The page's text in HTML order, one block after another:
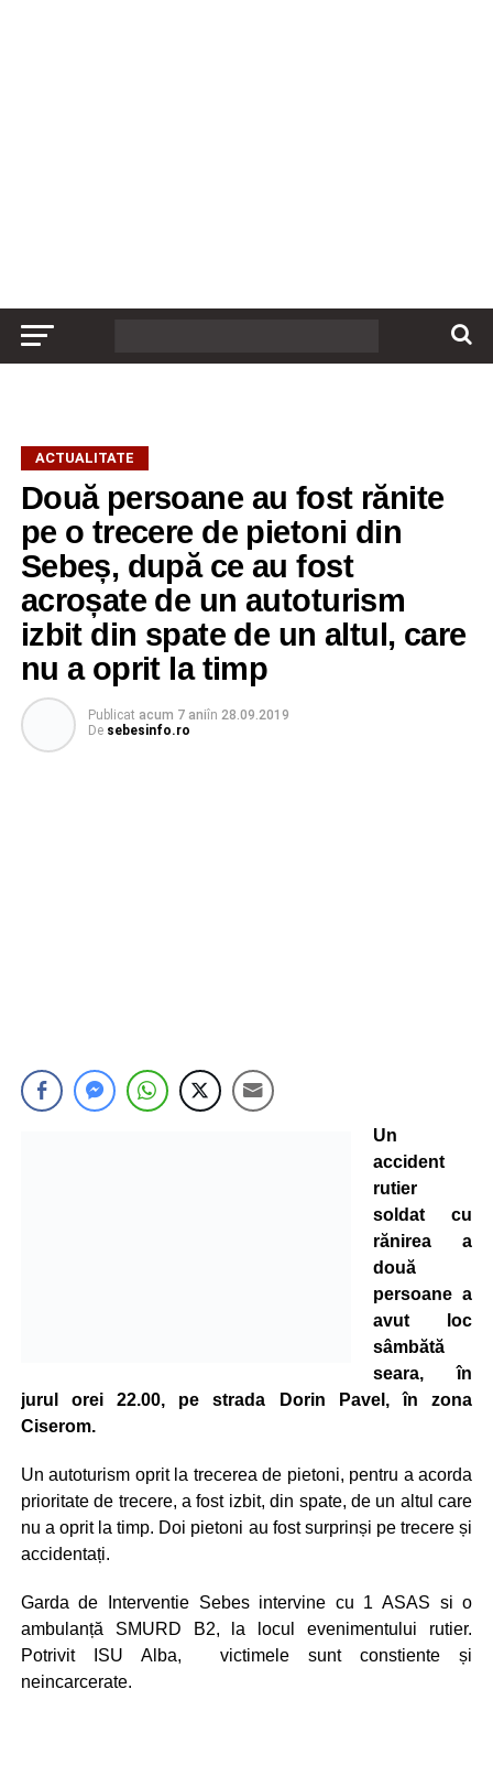
ACTUALITATE
Două persoane au fost rănite
pe o trecere de pietoni din
Sebeș, după ce au fost
acroșate de un autoturism
izbit din spate de un altul, care
nu a oprit la timp
Publicat acum 7 aniîn 28.09.2019
De sebesinfo.ro
Un
accident
rutier
soldat cu
rănirea a
două
persoane a
avut loc
sâmbătă
seara, în
jurul orei 22.00, pe strada Dorin Pavel, în zona
Ciserom.
Un autoturism oprit la trecerea de pietoni, pentru a acorda
prioritate de trecere, a fost izbit, din spate, de un altul care
nu a oprit la timp. Doi pietoni au fost surprinși pe trecere și
accidentați.
Garda de Interventie Sebes intervine cu 1 ASAS si o
ambulanță SMURD B2, la locul evenimentului rutier.
Potrivit ISU Alba, victimele sunt constiente și
neincarcerate.